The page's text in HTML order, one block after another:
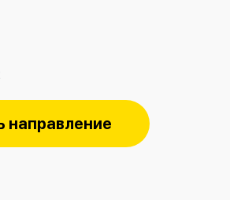
направление